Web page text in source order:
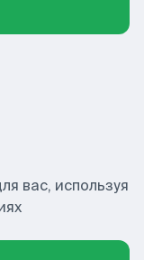
вас, используя